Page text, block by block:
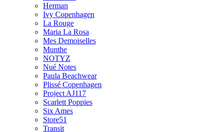
Herman
Ivy Copenhagen
La Rouge
Maria La Rosa
Mes Demoiselles
Munthe
NOTYZ
Nué Notes
Paula Beachwear
Plissé Copenhagen
Project AJ117
Scarlett Poppies
Six Ames
Store51
Transit